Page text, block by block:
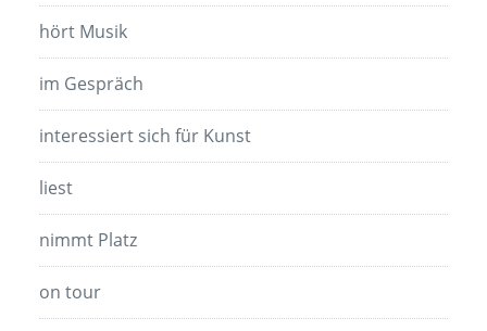
hört Musik
im Gespräch
interessiert sich für Kunst
liest
nimmt Platz
on tour